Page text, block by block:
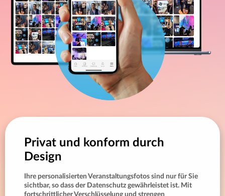
Privat und konform durch
Design
Ihre personalisierten Veranstaltungsfotos sind nur für Sie
sichtbar, so dass der Datenschutz gewährleistet ist. Mit
fortschrittlicher Verschlüsselung und strengen